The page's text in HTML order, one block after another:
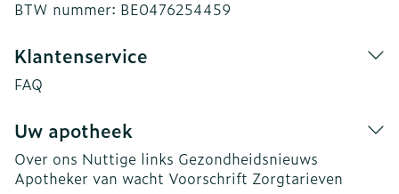
BTW nummer: BE0476254459
Klantenservice
FAQ
Uw apotheek
Over ons Nuttige links Gezondheidsnieuws
Apotheker van wacht Voorschrift Zorgtarieven